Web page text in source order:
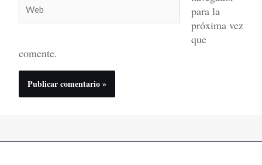
para la
próxima vez
que
comente.